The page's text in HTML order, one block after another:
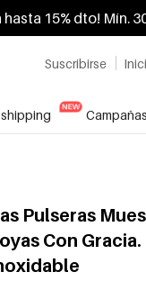
hasta 15% dto! Mín.
Suscribirse
Campañas
Pulseras
Con